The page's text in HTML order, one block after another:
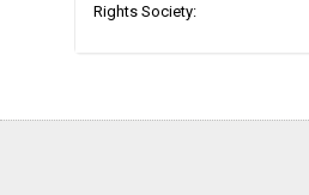
Rights Society: